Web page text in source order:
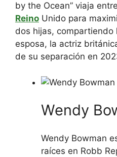
by the Ocean” viaja
Reino Unido para
dos hijas, compartiendo
esposa, la actriz
de su separación en
Autores
Wendy
Wendy Bowman
raíces en Robb